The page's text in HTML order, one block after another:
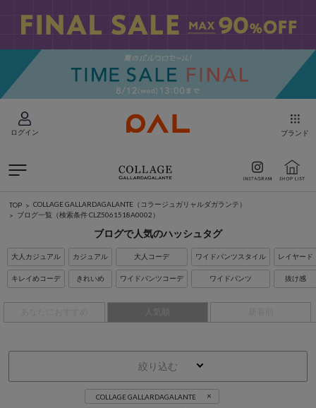
ログイン ブランド
TOP
COLLAGE GALLARDAGALANTE（コラージュガリャルダガランテ）
ブログ一覧 （検索条件 CLZ5061518A0002）
ブログで人気のハッシュタグ
大人カジュアル
キレイめコーデ
カジュアル
きれいめ
大人コーデ
ワイドパンツコーデ
ワイドパンツスタイル
ワイドパンツ
レイヤード
抜け感
人気順
絞り込む
COLLAGE GALLARDAGALANTE ×